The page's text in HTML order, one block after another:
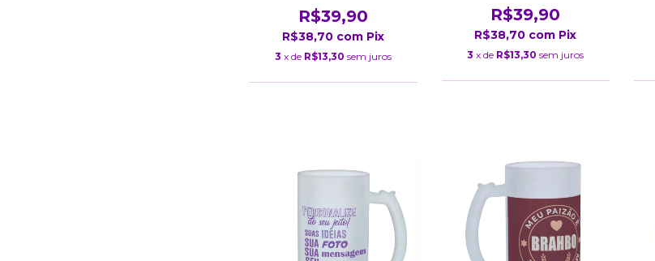
R$39,90
R$38,70 com Pix
3 x de R$13,30 sem juros
R$39,90
R$38,70 com Pix
3 x de R$13,30 sem juros